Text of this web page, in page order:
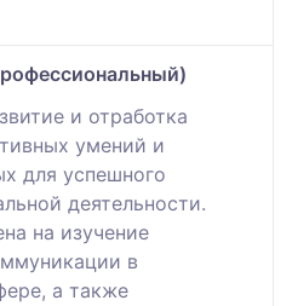
и отработка
умений и
для успешного
деятельности.
на изучение
в
а также